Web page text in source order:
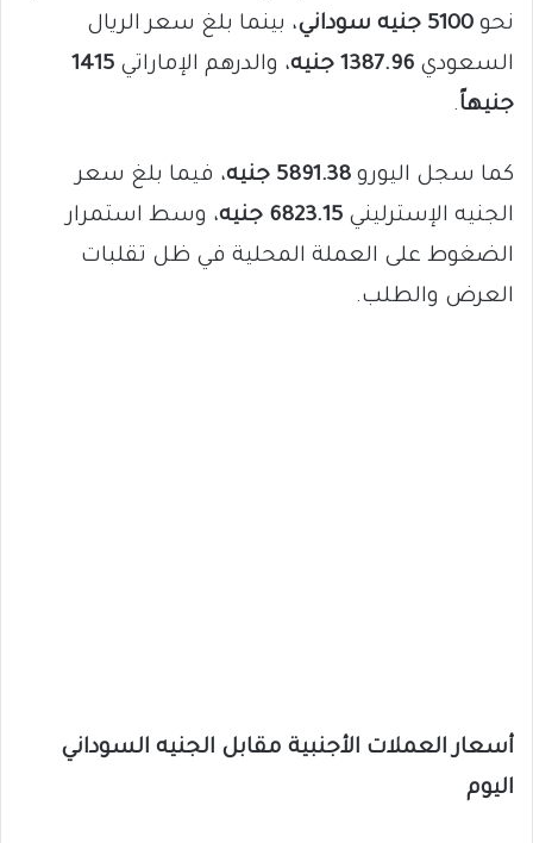
نحو 5100 جنيه سوداني
، بينما بلغ سعر الريال
السعودي 1387.96 جنيه ، والدرهم الإماراتي 1415
جنيهاً.
كما سجل اليورو 5891.38 جنيه
، فيما بلغ سعر
الجنيه الإسترليني 6823.15 جنيه
، وسط استمرار
الضغوط على العملة المحلية في ظل تقلبات
العرض والطلب.
أسعار العملات الأجنبية مقابل الجنيه السوداني
اليوم